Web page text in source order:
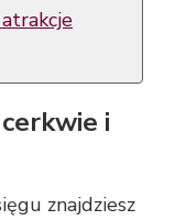
atrakcje
i
znajdziesz